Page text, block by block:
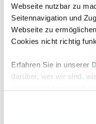
Webseite nutzbar zu
Seitennavigation und
Webseite zu
Cookies nicht richtig
Erfahren Sie in unserer
darüber, wer wir sind,